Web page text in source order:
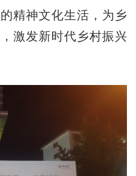
精神文化生活，为乡
激发新时代乡村振兴